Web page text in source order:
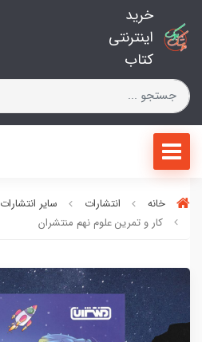
خرید
اینترنتی
کتاب
خانه انتشارات سایر انتشارات
کار و تمرین علوم نهم منتشران